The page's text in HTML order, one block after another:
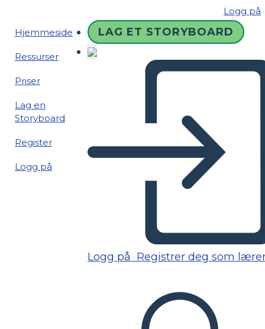
Logg på
Hjemmeside
Ressurser
Priser
Lag en
Storyboard
Register
Logg på
LAG ET STORYBOARD
Logg på Registrer deg som